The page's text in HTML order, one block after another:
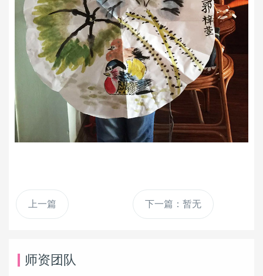
上一篇 下一篇：暂无
师资团队